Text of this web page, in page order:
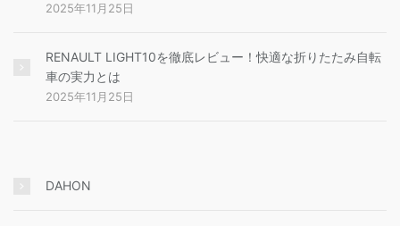
2025年11月25日
RENAULT LIGHT10を徹底レビュー！快適な折りたたみ自転
車の実力とは
2025年11月25日
DAHON